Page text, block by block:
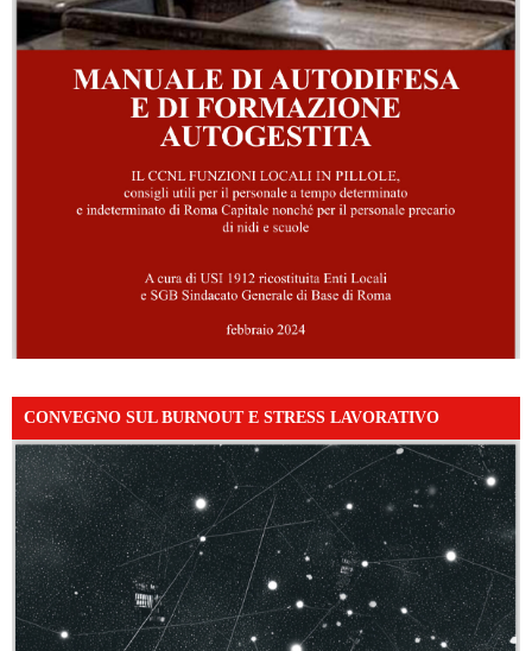
CONVEGNO SUL BURNOUT E STRESS LAVORATIVO